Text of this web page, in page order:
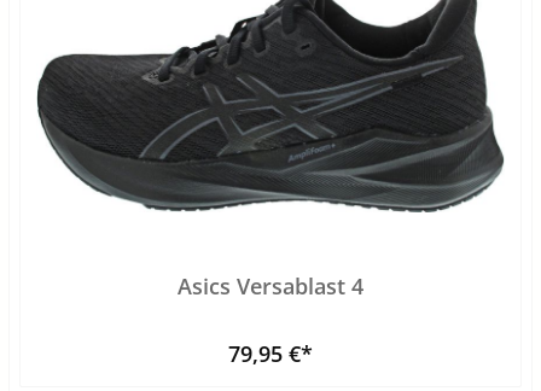
Asics Versablast 4
79,95 €*